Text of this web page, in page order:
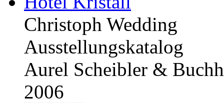
Christoph Wedding
Ausstellungskatalog
Aurel Scheibler &
2006